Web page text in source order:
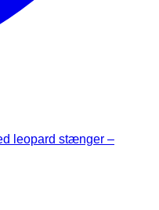
leopard stænger –